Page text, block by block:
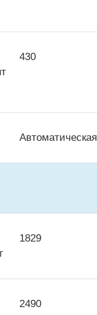
430
Автоматическая
1829
2490